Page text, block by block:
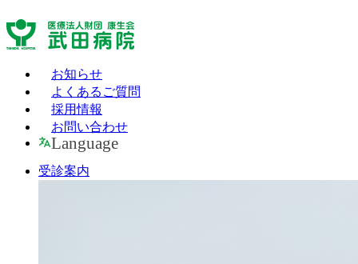
お知らせ
よくあるご質問
採用情報
お問い合わせ
Language
受診案内